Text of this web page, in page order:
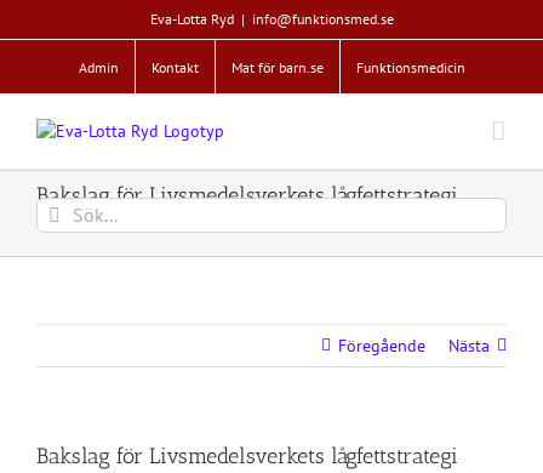
till
Eva-Lotta Ryd | info@funktionsmed.se
Admin Kontakt Mat för barn.se Funktionsmedicin
Bakslag för Livsmedelsverkets lågfettstrategi
Sök
efter:
Föregående Nästa
Bakslag för Livsmedelsverkets lågfettstrategi